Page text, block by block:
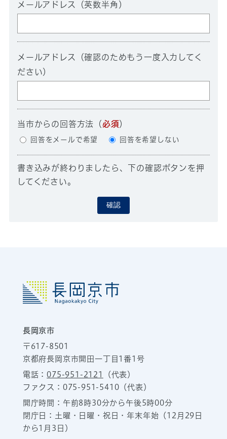
メールアドレス（英数半角）
メールアドレス（確認のためもう一度入力してく
ださい）
当市からの回答方法 （必須）
回答をメールで希望 回答を希望しない
書き込みが終わりましたら、下の確認ボタンを押
してください。
確認
長岡京市
〒617-8501
京都府長岡京市開田一丁目1番1号
電話：075-951-2121
（代表）
ファクス：075-951-5410（代表）
開庁時間：午前8時30分から午後5時00分
閉庁日：土曜・日曜・祝日・年末年始（12月29日
から1月3日）